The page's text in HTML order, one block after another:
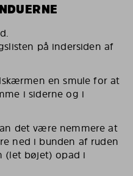
på indersiden af
en smule for at
i siderne og i
det være nemmere at
ned i bunden af ruden
(let bøjet) opad i